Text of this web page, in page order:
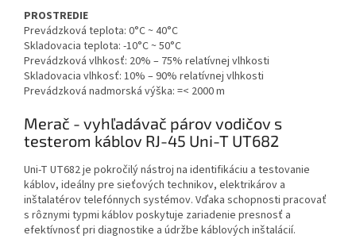
PROSTREDIE
Prevádzková teplota: 0°C ~ 40°C
Skladovacia teplota: -10°C ~ 50°C
Prevádzková vlhkosť: 20% – 75% relatívnej vlhkosti
Skladovacia vlhkosť: 10% – 90% relatívnej vlhkosti
Prevádzková nadmorská výška: =< 2000 m
Merač - vyhľadávač párov vodičov s
testerom káblov RJ-45 Uni-T UT682
Uni-T UT682 je pokročilý nástroj na identifikáciu a testovanie
káblov, ideálny pre sieťových technikov, elektrikárov a
inštalatérov telefónnych systémov. Vďaka schopnosti pracovať
s rôznymi typmi káblov poskytuje zariadenie presnosť a
efektívnosť pri diagnostike a údržbe káblových inštalácií.